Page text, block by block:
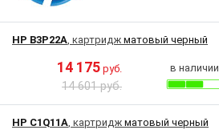
HP B3P22A, картридж матовый черный
14 175 руб.
14 601 руб.
в наличии
HP C1Q11A, картридж матовый черный